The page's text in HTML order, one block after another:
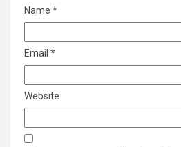
Name *
Email *
Website